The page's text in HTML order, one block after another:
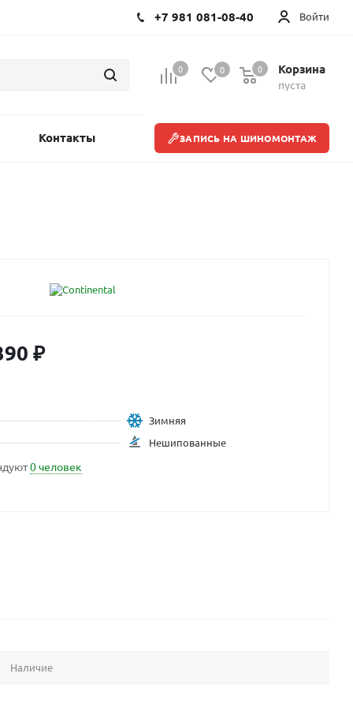
Войти
+7 981 081-08-40
0 0 Корзина
пуста
0
Контакты ЗАПИСЬ НА ШИНОМОНТАЖ
₽
Зимняя
Нешипованные
0 человек
Наличие